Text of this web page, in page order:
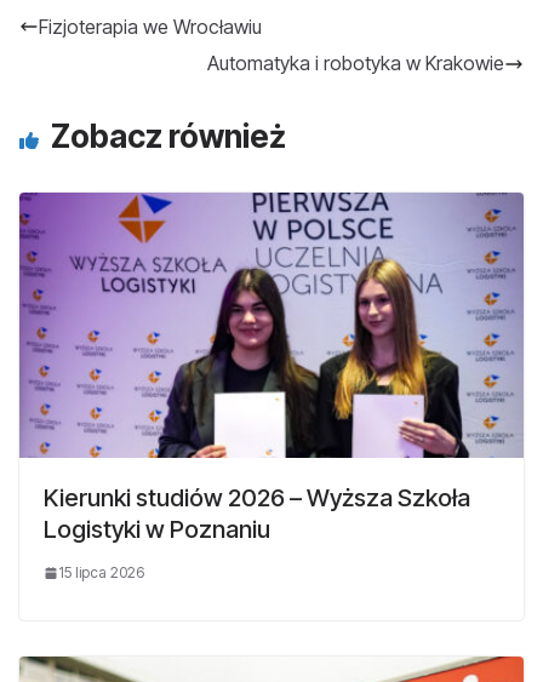
Fizjoterapia we Wrocławiu
Automatyka i robotyka w Krakowie
Zobacz również
Kierunki studiów 2026 – Wyższa Szkoła
Logistyki w Poznaniu
15 lipca 2026